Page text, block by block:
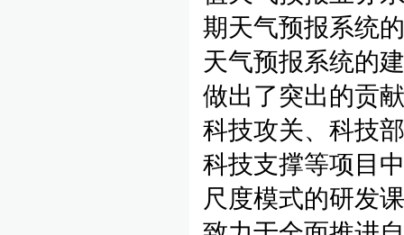
期天气预报系统
天气预报系统的
做出了突出的贡
科技攻关、科技
科技支撑等项目
尺度模式的研发